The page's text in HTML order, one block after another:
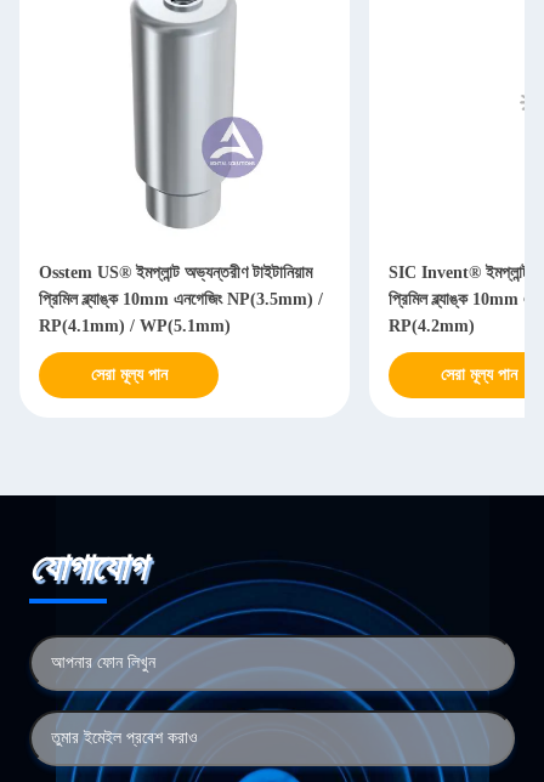
Osstem US® ইমপ্লান্ট অভ্যন্তরীণ টাইটানিয়াম
প্রিমিল ব্ল্যাঙ্ক 10mm এনগেজিং NP(3.5mm) /
RP(4.1mm) / WP(5.1mm)
সেরা মূল্য পান
SIC Invent® ইমপ্লান্ট
প্রিমিল ব্ল্যাঙ্ক 10mm
RP(4.2mm)
সেরা মূল্য পান
যোগাযোগ